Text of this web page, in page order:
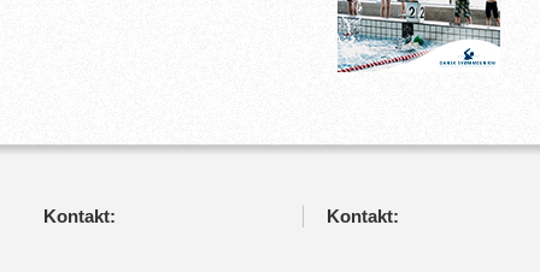
Kontakt: Kontakt: